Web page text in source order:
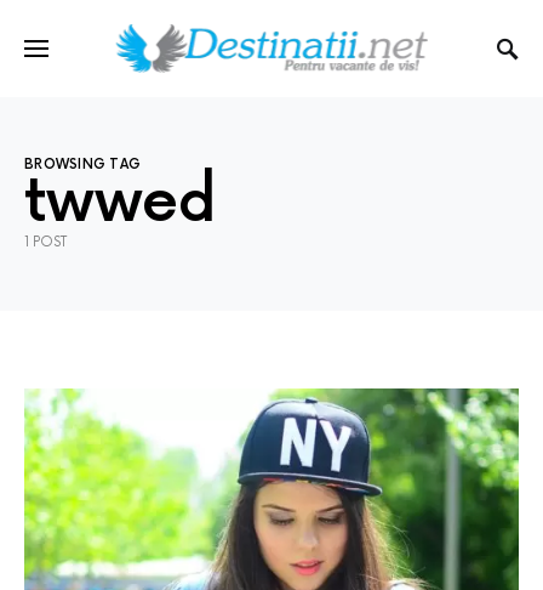
BROWSING TAG
twwed
1 POST